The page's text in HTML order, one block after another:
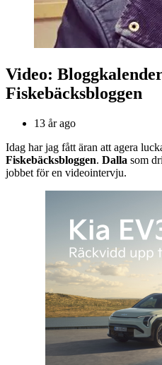
Video:
Fiskebäcksbloggen
13 år ago
Idag har jag fått äran att agera
Fiskebäcksbloggen. Dalla som
jobbet för en videointervju.